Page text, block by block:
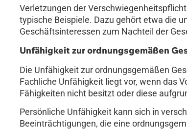
Verletzungen der
typische Beispiele. Dazu gehört etwa die
Geschäftsinteressen zum Nachteil der
Unfähigkeit zur ordnungsgemäßen
Die Unfähigkeit zur ordnungsgemäßen
Fachliche Unfähigkeit liegt vor, wenn das
Fähigkeiten nicht besitzt oder diese
Persönliche Unfähigkeit kann sich in
Beeinträchtigungen, die eine